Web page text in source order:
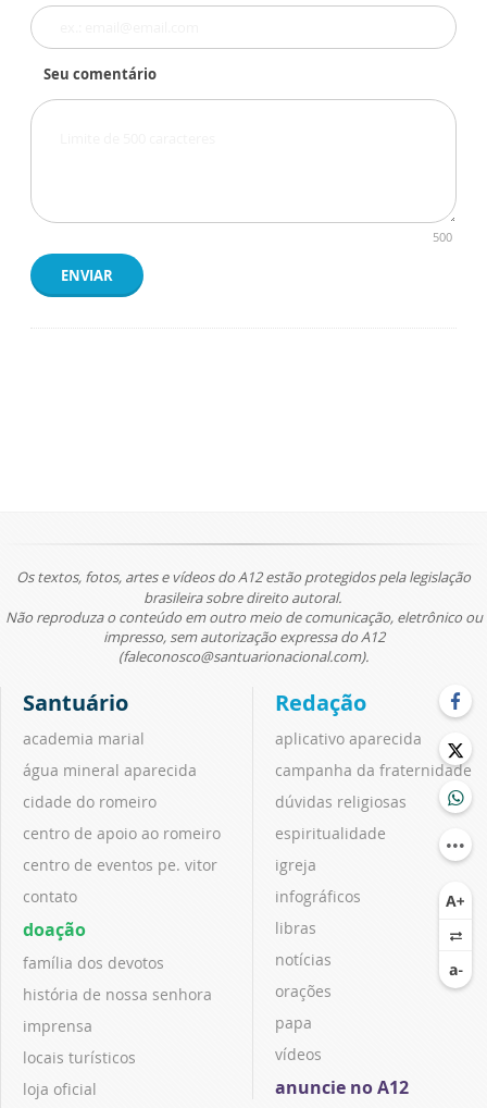
Seu comentário
500
ENVIAR
Os textos, fotos, artes e vídeos do A12 estão protegidos pela legislação
brasileira sobre direito autoral.
Não reproduza o conteúdo em outro meio de comunicação, eletrônico ou
impresso, sem autorização expressa do A12
(faleconosco@santuarionacional.com).
Santuário
academia marial
água mineral aparecida
cidade do romeiro
centro de apoio ao romeiro
centro de eventos pe. vitor
contato
doação
família dos devotos
história de nossa senhora
imprensa
locais turísticos
loja oficial
Redação
aplicativo aparecida
campanha da fraternidade
dúvidas religiosas
espiritualidade
igreja
infográficos
libras
notícias
orações
papa
vídeos
anuncie no A12